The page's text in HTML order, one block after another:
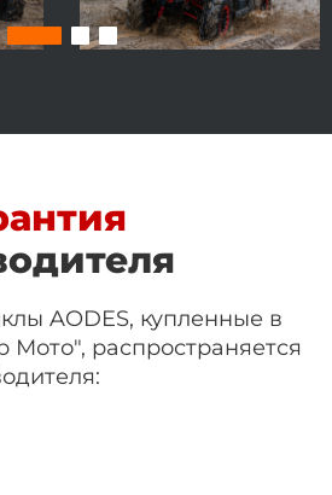
AODES, купленные в
Мото", распространяется